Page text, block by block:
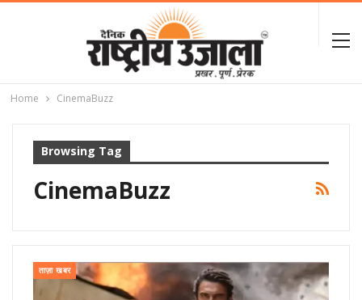
Home CinemaBuzz
Browsing Tag
CinemaBuzz
ताज़ा खबर